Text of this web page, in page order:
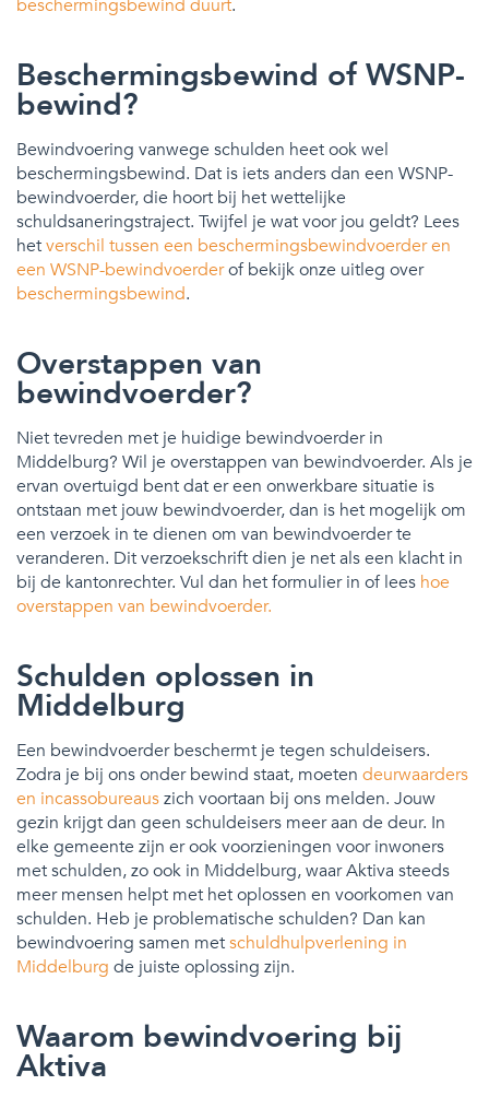
beschermingsbewind duurt.
Beschermingsbewind of WSNP-
bewind?
Bewindvoering vanwege schulden heet ook wel
beschermingsbewind. Dat is iets anders dan een WSNP-
bewindvoerder, die hoort bij het wettelijke
schuldsaneringstraject. Twijfel je wat voor jou geldt? Lees
hetverschil tussen een beschermingsbewindvoerder en
een WSNP-bewindvoerderof bekijk onze uitleg over
beschermingsbewind.
Overstappen van
bewindvoerder?
Niet tevreden met je huidige bewindvoerder in
Middelburg? Wil je overstappen van bewindvoerder. Als je
ervan overtuigd bent dat er een onwerkbare situatie is
ontstaan met jouw bewindvoerder, dan is het mogelijk om
een verzoek in te dienen om van bewindvoerder te
veranderen. Dit verzoekschrift dien je net als een klacht in
bij de kantonrechter. Vul dan het formulier in of lees hoe
overstappen van bewindvoerder.
Schulden oplossen in
Middelburg
Een bewindvoerder beschermt je tegen schuldeisers.
Zodra je bij ons onder bewind staat, moeten deurwaarders
en incassobureauszich voortaan bij ons melden. Jouw
gezin krijgt dan geen schuldeisers meer aan de deur. In
elke gemeente zijn er ook voorzieningen voor inwoners
met schulden, zo ook in Middelburg, waar Aktiva steeds
meer mensen helpt met het oplossen en voorkomen van
schulden. Heb je problematische schulden? Dan kan
bewindvoering samen metschuldhulpverlening in
Middelburg de juiste oplossing zijn.
Waarom bewindvoering bij
Aktiva